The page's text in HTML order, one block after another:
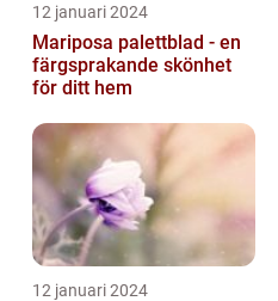
12 januari 2024
Mariposa palettblad - en
färgsprakande skönhet
för ditt hem
12 januari 2024